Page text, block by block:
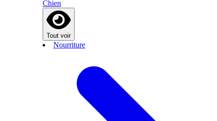
Chien
Tout voir
Nourriture